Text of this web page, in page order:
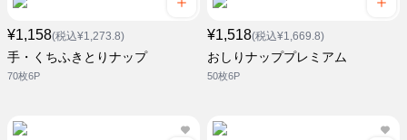
¥1,158(税込¥1,273.8)
手・くちふきとりナップ
70枚6P
¥1,518(税込¥1,669.8)
おしりナッププレミアム
50枚6P